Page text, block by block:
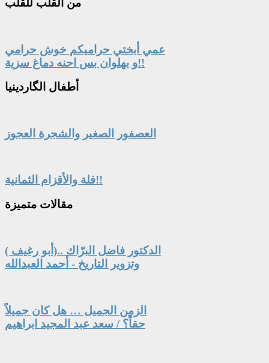
من القلب للقلب
عمي أبختي حراميكم خوش حرامي
و بهلوان بس احنه دماغ سزية!!
أطفال الگاردينيا
العصفور الصغير والشجرة العجوز
فلة والأقزام الثمانية!!
مقالات متميزة
الدكتور فاضل البرّاك ..(أبو رغيف )
وتزوير التاريخ - أحمد العبدالله
الزمن الجميل … هل كان جميلاً
حقاً؟ / سعد عبد المجيد ابراهيم